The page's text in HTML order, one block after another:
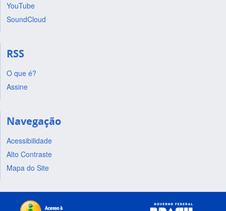
YouTube
SoundCloud
RSS
O que é?
Assine
Navegação
Acessibilidade
Alto Contraste
Mapa do Site